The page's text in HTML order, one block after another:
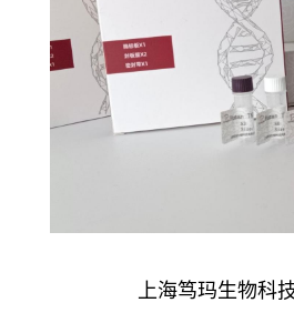
上海笃玛生物科